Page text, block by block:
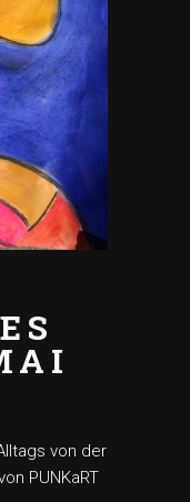
von der
PUNKaRT